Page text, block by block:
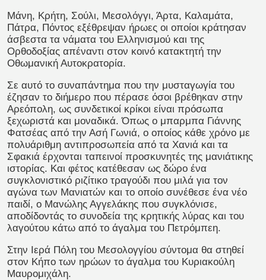
Μάνη, Κρήτη, Σούλι, Μεσολόγγι, Άρτα, Καλαμάτα,
Πάτρα, Πόντος εξέθρεψαν ήρωες οι οποίοι κράτησαν
άσβεστα τα νάματα του Ελληνισμού και της
Ορθοδοξίας απέναντι στον κοινό κατακτητή την
Οθωμανική Αυτοκρατορία.
Σε αυτό το συναπάντημα που την μυσταγωγία του
έζησαν το διήμερο που πέρασε όσοι βρέθηκαν στην
Αρεόπολη, ως συνδετικοί κρίκοι είναι πρόσωπα
ξεχωριστά και μοναδικά. Όπως ο μπαρμπα Γιάννης
Φατσέας από την Ασή Γωνιά, ο οποίος κάθε χρόνο με
πολυάριθμη αντιπροσωπεία από τα Χανιά και τα
Σφακιά έρχονται ταπεινοί προσκυνητές της μανιάτικης
ιστορίας. Και φέτος κατέθεσαν ως δώρο ένα
συγκλονιστικό ριζίτικο τραγούδι που μιλά για τον
αγώνα των Μανιατών και το οποίο συνέθεσε ένα νέο
παιδί, ο Μανώλης Αγγελάκης που συγκλόνισε,
αποδίδοντάς το συνοδεία της κρητικής λύρας και του
λαγούτου κάτω από το άγαλμα του Πετρόμπεη.
Στην Ιερά Πόλη του Μεσολογγίου σύντομα θα στηθεί
στον Κήπο των ηρώων το άγαλμα του Κυριακούλη
Μαυρομιχάλη.